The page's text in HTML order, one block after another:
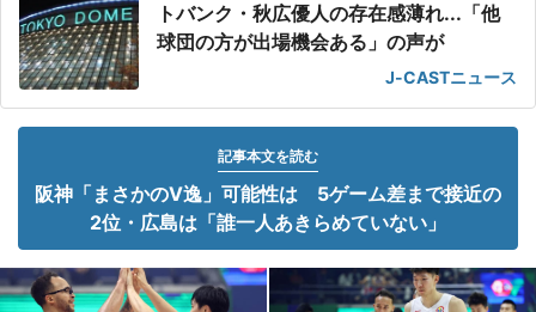
トバンク・秋広優人の存在感薄れ...「他
球団の方が出場機会ある」の声が
J-CASTニュース
記事本文を読む
阪神「まさかのV逸」可能性は 5ゲーム差まで接近の
2位・広島は「誰一人あきらめていない」